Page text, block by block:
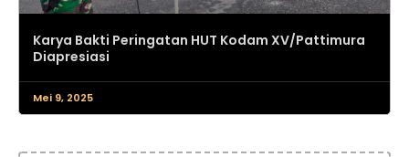
Karya Bakti Peringatan HUT Kodam XV/Pattimura
Diapresiasi
Mei 9, 2025